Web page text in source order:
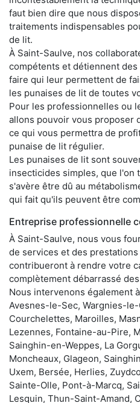
faut bien dire que nous
traitements indispensables
de lit.
À Saint-Saulve, nos
compétents et détiennent
faire qui leur permettent de
les punaises de lit de toutes
Pour les professionnelles ou
allons pouvoir vous proposer
ce qui vous permettra de
punaise de lit régulier.
Les punaises de lit sont
insecticides simples, que l'on
s'avère être dû au
qui fait qu'ils peuvent être
Entreprise professionnelle
À Saint-Saulve, nous vous
de services et des
contribueront à rendre votre
complètement débarrassé
Nous intervenons également
Avesnes-le-Sec, Wargnies-le-
Courchelettes, Maroilles,
Lezennes, Fontaine-au-Pire,
Sainghin-en-Weppes, La
Moncheaux, Glageon,
Uxem, Bersée, Herlies,
Sainte-Olle, Pont-à-Marcq,
Lesquin, Thun-Saint-Amand,